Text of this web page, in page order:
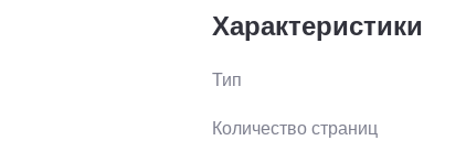
Характеристики
Тип
Количество страниц